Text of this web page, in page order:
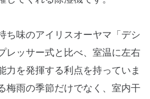
ち味のアイリスオーヤマ「デシ
レッサー式と比べ、室温に左右
力を発揮する利点を持っていま
梅雨の季節だけでなく、室内干